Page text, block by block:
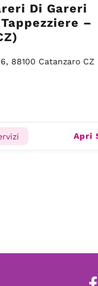
Di Gareri
–
88100 Catanzaro CZ
Apri